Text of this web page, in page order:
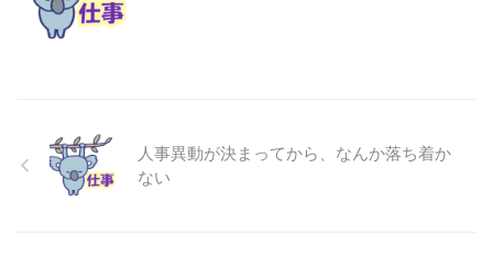
人事異動が決まってから、なんか落ち着か
ない